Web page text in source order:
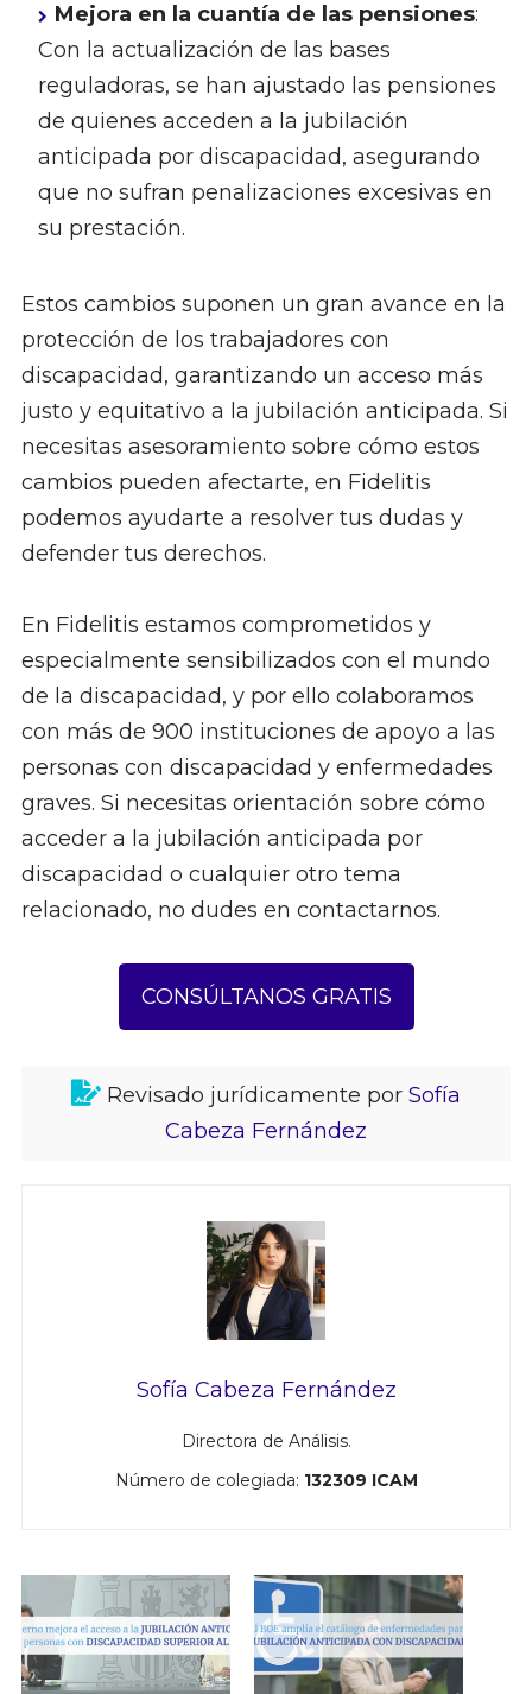
Mejora en la cuantía de las pensiones:
Con la actualización de las bases
reguladoras, se han ajustado las pensiones
de quienes acceden a la jubilación
anticipada por discapacidad, asegurando
que no sufran penalizaciones excesivas en
su prestación.
Estos cambios suponen un gran avance en la
protección de los trabajadores con
discapacidad, garantizando un acceso más
justo y equitativo a la jubilación anticipada. Si
necesitas asesoramiento sobre cómo estos
cambios pueden afectarte, en Fidelitis
podemos ayudarte a resolver tus dudas y
defender tus derechos.
En Fidelitis estamos comprometidos y
especialmente sensibilizados con el mundo
de la discapacidad, y por ello colaboramos
con más de 900 instituciones de apoyo a las
personas con discapacidad y enfermedades
graves. Si necesitas orientación sobre cómo
acceder a la jubilación anticipada por
discapacidad o cualquier otro tema
relacionado, no dudes en contactarnos.
CONSÚLTANOS GRATIS
Revisado jurídicamente por Sofía
Cabeza Fernández
Sofía Cabeza Fernández
Directora de Análisis.
Número de colegiada: 132309 ICAM